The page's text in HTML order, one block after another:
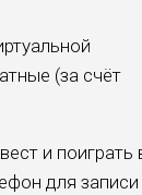
(за счёт
и поиграть
для записи